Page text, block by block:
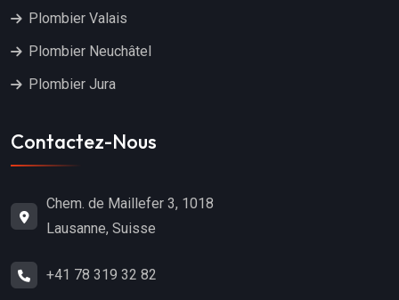
Plombier Valais
Plombier Neuchâtel
Plombier Jura
Contactez-Nous
Chem. de Maillefer 3, 1018
Lausanne, Suisse
+41 78 319 32 82